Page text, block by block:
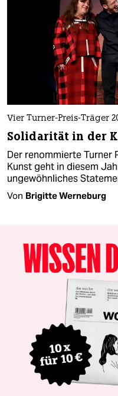
Vier Turner-Preis-Träger
Solidarität in der
Der renommierte Turner
Kunst geht in diesem
ungewöhnliches
Von Brigitte Werneburg